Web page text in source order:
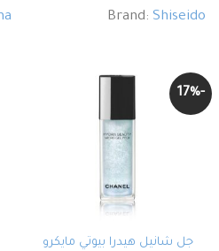
Brand:Shiseido
-17%
جل شانيل هيدرا بيوتي مايكرو